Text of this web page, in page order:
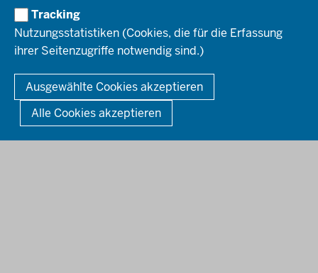
Tracking
Nutzungsstatistiken (Cookies, die für die Erfassung
ihrer Seitenzugriffe notwendig sind.)
Ausgewählte Cookies akzeptieren
Alle Cookies akzeptieren
Bekanntmachungen
Förderprogramme
Kontakt
Mediathek
So finden Sie uns
Anerkennung von Bildungsnachweisen
Offenlagen
HOTLINE
© 2026 Bezirksregierung Düsseldorf
Fußzeile
DATENSCHUTZ BARRIEREFREIHEIT
IMPRESSUM
KONTAKT